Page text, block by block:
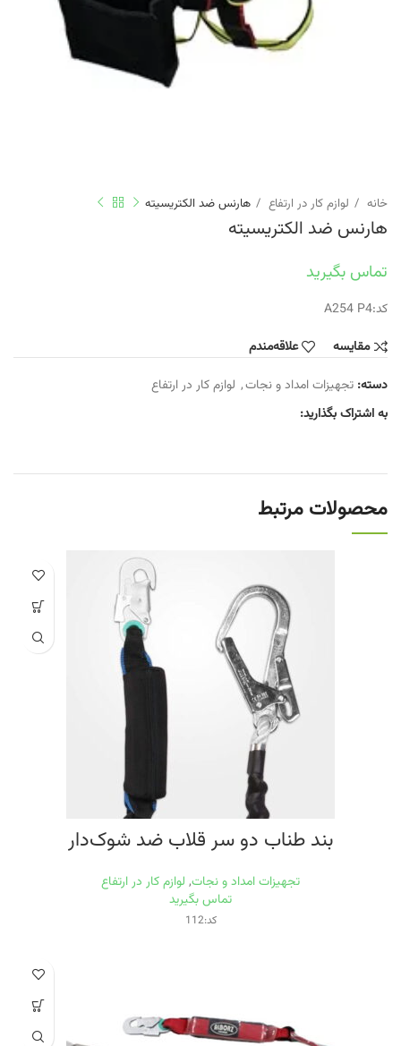
خانه لوازم کار در ارتفاع هارنس ضد الکتریسیته
هارنس ضد الکتریسیته
تماس بگیرید
کد:A254 P4
مقایسه
علاقه‌مندم
دسته: تجهیزات امداد و نجات, لوازم کار در ارتفاع
به اشتراک بگذارید:
محصولات مرتبط
بند طناب دو سر قلاب ضد شوک‌دار
تجهیزات امداد و نجات, لوازم کار در ارتفاع
تماس بگیرید
کد:112